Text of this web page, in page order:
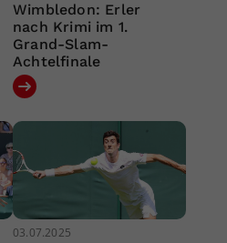
Wimbledon: Erler
nach Krimi im 1.
Grand-Slam-
Achtelfinale
03.07.2025